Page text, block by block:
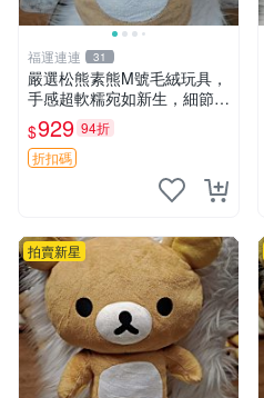
福運連連 31
嚴選松熊素熊M號毛絨玩具，
手感超軟糯宛如新生，細節精
緻完美無瑕，推薦送禮或珍
藏，中古狀態保養得宜。 松
熊 素熊 毛絨doll
$929 94折
折扣碼
拍賣新星